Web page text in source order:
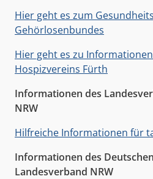
Hier geht es zum
Gehörlosenbundes
Hier geht es zu
Hospizvereins Fürth
Informationen des
NRW
Hilfreiche Informationen für
Informationen des
Landesverband NRW